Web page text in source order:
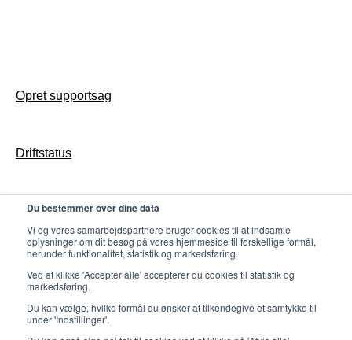
Du bestemmer over dine data
Vi og vores samarbejdspartnere bruger cookies til at indsamle
oplysninger om dit besøg på vores hjemmeside til forskellige formål,
herunder funktionalitet, statistik og markedsføring.
Ved at klikke 'Accepter alle' accepterer du cookies til statistik og
markedsføring.
Du kan vælge, hvilke formål du ønsker at tilkendegive et samtykke til
under 'Indstillinger'.
Udvikling
Biblioteket-app drift
Gates konfiguration & drift
Tilmeld dig Nyhedsbrev
Opret supportsag
Driftstatus
Persondatapolitik